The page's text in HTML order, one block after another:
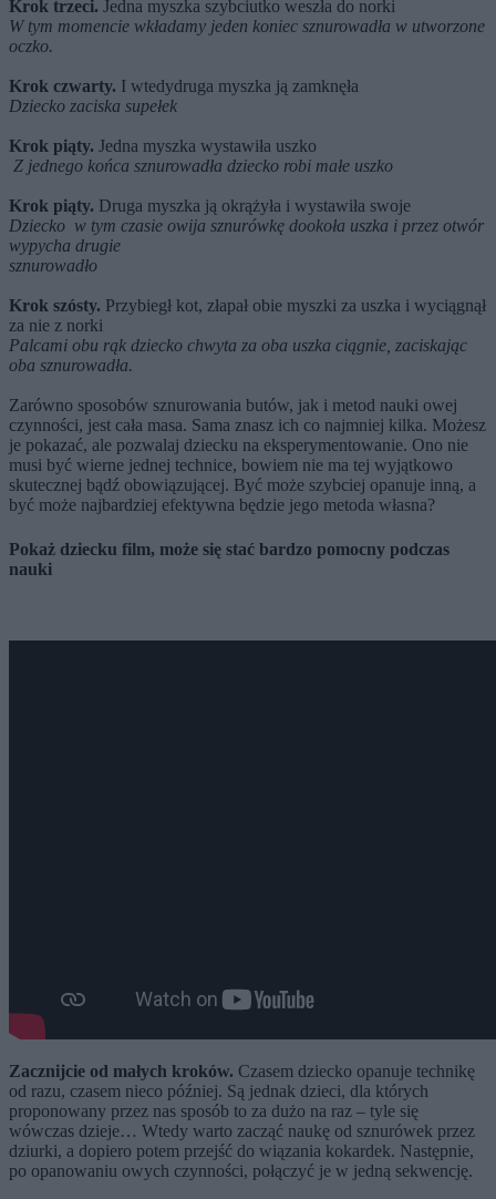
Krok trzeci. Jedna myszka szybciutko weszła do norki
W tym momencie wkładamy jeden koniec sznurowadła w utworzone
oczko.
Krok czwarty. I wtedydruga myszka ją zamknęła
Dziecko zaciska supełek
Krok piąty. Jedna myszka wystawiła uszko
Z jednego końca sznurowadła dziecko robi małe uszko
Krok piąty. Druga myszka ją okrążyła i wystawiła swoje
Dziecko w tym czasie owija sznurówkę dookoła uszka i przez otwór
wypycha drugie
sznurowadło
Krok szósty. Przybiegł kot, złapał obie myszki za uszka i wyciągnął
za nie z norki
Palcami obu rąk dziecko chwyta za oba uszka ciągnie, zaciskając
oba sznurowadła.
Zarówno sposobów sznurowania butów, jak i metod nauki owej
czynności, jest cała masa. Sama znasz ich co najmniej kilka. Możesz
je pokazać, ale pozwalaj dziecku na eksperymentowanie. Ono nie
musi być wierne jednej technice, bowiem nie ma tej wyjątkowo
skutecznej bądź obowiązującej. Być może szybciej opanuje inną, a
być może najbardziej efektywna będzie jego metoda własna?
Pokaż dziecku film, może się stać bardzo pomocny podczas
nauki
Zacznijcie od małych kroków. Czasem dziecko opanuje technikę
od razu, czasem nieco później. Są jednak dzieci, dla których
proponowany przez nas sposób to za dużo na raz – tyle się
wówczas dzieje… Wtedy warto zacząć naukę od sznurówek przez
dziurki, a dopiero potem przejść do wiązania kokardek. Następnie,
po opanowaniu owych czynności, połączyć je w jedną sekwencję.